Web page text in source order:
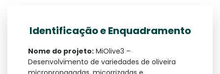
Identificação e Enquadramento
Nome do projeto:MiOlive3 –
Desenvolvimento de variedades de oliveira